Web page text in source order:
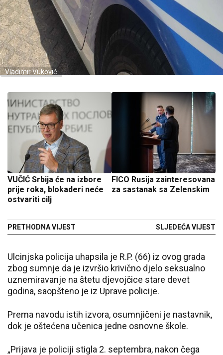
Vladimir Vuković
VUČIĆ Srbija će na izbore
prije roka, blokaderi neće
ostvariti cilj
PRETHODNA VIJEST
FICO Rusija zainteresovana
za sastanak sa Zelenskim
SLJEDEĆA VIJEST
Ulcinjska policija uhapsila je R.P. (66) iz ovog grada
zbog sumnje da je izvršio krivično djelo seksualno
uznemiravanje na štetu djevojčice stare devet
godina, saopšteno je iz Uprave policije.
Prema navodu istih izvora, osumnjičeni je nastavnik,
dok je oštećena učenica jedne osnovne škole.
„Prijava je policiji stigla 2. septembra, nakon čega